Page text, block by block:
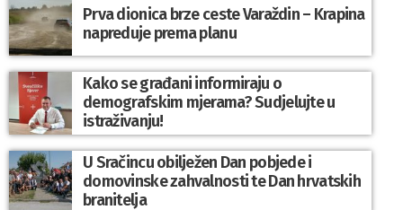
Prva dionica brze ceste Varaždin – Krapina
napreduje prema planu
Kako se građani informiraju o
demografskim mjerama? Sudjelujte u
istraživanju!
U Sračincu obilježen Dan pobjede i
domovinske zahvalnosti te Dan hrvatskih
branitelja